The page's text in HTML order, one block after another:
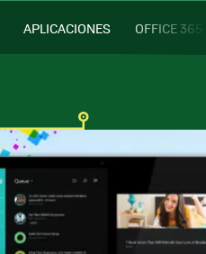
APLICACIONES OFFICE 365